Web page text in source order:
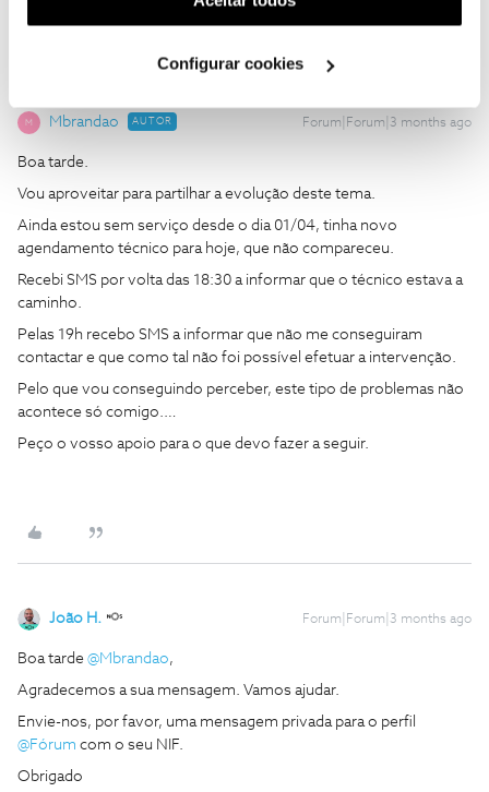
utilização dos cookies clicando em "Configurar
Configurar cookies
M Mbrandao AUTOR Forum|Forum|3 months ago
Boa tarde.
Vou aproveitar para partilhar a evolução deste tema.
Ainda estou sem serviço desde o dia 01/04, tinha novo
agendamento técnico para hoje, que não compareceu.
Recebi SMS por volta das 18:30 a informar que o técnico estava a
caminho.
Pelas 19h recebo SMS a informar que não me conseguiram
contactar e que como tal não foi possível efetuar a intervenção.
Pelo que vou conseguindo perceber, este tipo de problemas não
acontece só comigo.…
Peço o vosso apoio para o que devo fazer a seguir.
João H. Forum|Forum|3 months ago
Boa tarde ​ @Mbrandao,
Agradecemos a sua mensagem. Vamos ajudar.
Envie-nos, por favor, uma mensagem privada para o perfil ​
@Fórum com o seu NIF.
Obrigado